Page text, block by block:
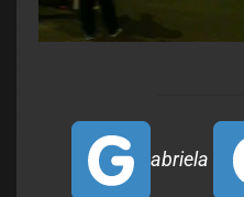
abriela